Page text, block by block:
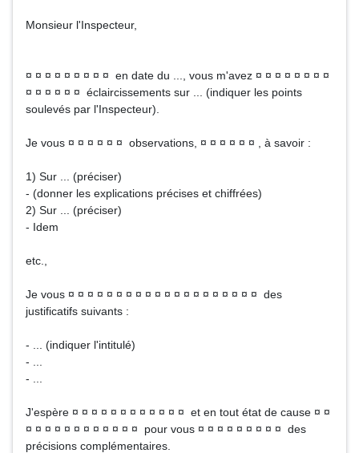
Monsieur l'Inspecteur,
¤ ¤ ¤ ¤ ¤ ¤ ¤ ¤ ¤ en date du ..., vous m'avez ¤ ¤ ¤ ¤ ¤ ¤ ¤ ¤
¤ ¤ ¤ ¤ ¤ ¤ éclaircissements sur ... (indiquer les points
soulevés par l'Inspecteur).
Je vous ¤ ¤ ¤ ¤ ¤ ¤ observations, ¤ ¤ ¤ ¤ ¤ ¤ , à savoir :
1) Sur ... (préciser)
- (donner les explications précises et chiffrées)
2) Sur ... (préciser)
- Idem
etc.,
Je vous ¤ ¤ ¤ ¤ ¤ ¤ ¤ ¤ ¤ ¤ ¤ ¤ ¤ ¤ ¤ ¤ ¤ ¤ ¤ ¤ des
justificatifs suivants :
- ... (indiquer l'intitulé)
- ...
- ...
J'espère ¤ ¤ ¤ ¤ ¤ ¤ ¤ ¤ ¤ ¤ ¤ ¤ et en tout état de cause ¤ ¤
¤ ¤ ¤ ¤ ¤ ¤ ¤ ¤ ¤ ¤ ¤ ¤ pour vous ¤ ¤ ¤ ¤ ¤ ¤ ¤ ¤ ¤ des
précisions complémentaires.